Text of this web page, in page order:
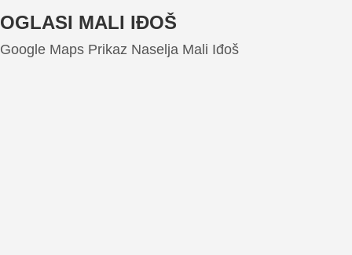
OGLASI MALI IĐOŠ
Google Maps Prikaz Naselja Mali Iđoš